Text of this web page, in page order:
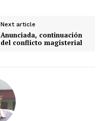
Next article
Anunciada, continuación
del conflicto magisterial